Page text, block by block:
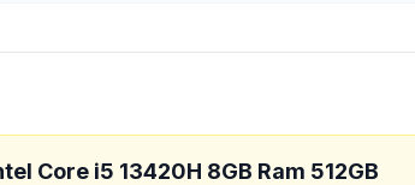
Core i5 13420H 8GB Ram 512GB